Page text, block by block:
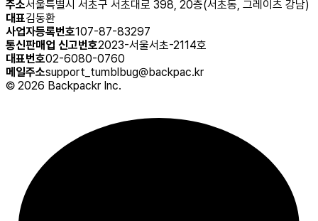
주소서울특별시 서초구 서초대로 398, 20층(서초동, 그레이츠 강남)
대표김동환
사업자등록번호107-87-83297
통신판매업 신고번호2023-서울서초-2114호
대표번호02-6080-0760
메일주소support_tumblbug@backpac.kr
© 2026 Backpackr Inc.